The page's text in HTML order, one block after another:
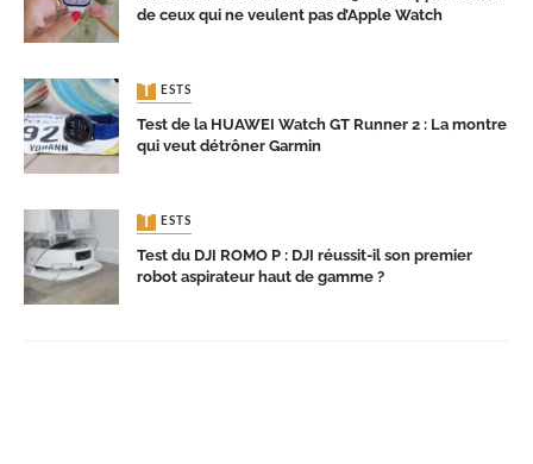
de ceux qui ne veulent pas d’Apple Watch
TESTS
Test de la HUAWEI Watch GT Runner 2 : La montre
qui veut détrôner Garmin
TESTS
Test du DJI ROMO P : DJI réussit-il son premier
robot aspirateur haut de gamme ?